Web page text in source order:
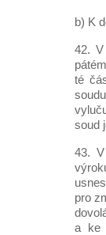
b) K
42. V
té
soud
43.
pro
a ke